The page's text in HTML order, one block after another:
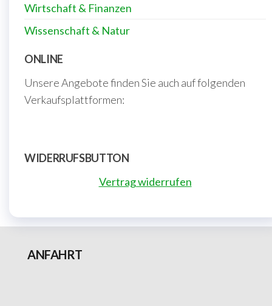
Wirtschaft & Finanzen
Wissenschaft & Natur
ONLINE
Unsere Angebote finden Sie auch auf folgenden
Verkaufsplattformen:
WIDERRUFSBUTTON
Vertrag widerrufen
ANFAHRT